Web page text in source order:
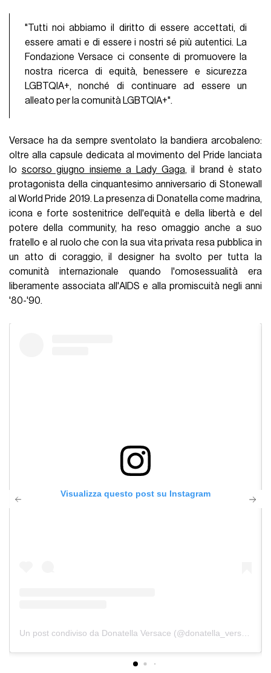
"Tutti noi abbiamo il diritto di essere accettati, di
essere amati e di essere i nostri sé più autentici. La
Fondazione Versace ci consente di promuovere la
nostra ricerca di equità, benessere e sicurezza
LGBTQIA+, nonché di continuare ad essere un
alleato per la comunità LGBTQIA+".
Versace ha da sempre sventolato la bandiera arcobaleno:
oltre alla capsule dedicata al movimento del Pride lanciata
lo scorso giugno insieme a Lady Gaga, il brand è stato
protagonista della cinquantesimo anniversario di Stonewall
al World Pride 2019. La presenza di Donatella come madrina,
icona e forte sostenitrice dell'equità e della libertà e del
potere della community, ha reso omaggio anche a suo
fratello e al ruolo che con la sua vita privata resa pubblica in
un atto di coraggio, il designer ha svolto per tutta la
comunità internazionale quando l'omosessualità era
liberamente associata all'AIDS e alla promiscuità negli anni
'80-'90.
Visualizza questo post su Instagram
Un post condiviso da Donatella Versace (@donatella_versace)